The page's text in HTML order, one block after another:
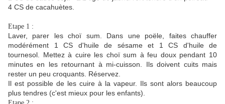
4 CS de cacahuètes.
Etape 1 :
Laver, parer les choï sum. Dans une poële, faites chauffer
modérément 1 CS d'huile de sésame et 1 CS d'huile de
tournesol. Mettez à cuire les choï sum à feu doux pendant 10
minutes en les retournant à mi-cuisson. Ils doivent cuits mais
rester un peu croquants. Réservez.
Il est possible de les cuire à la vapeur. Ils sont alors beaucoup
plus tendres (c'est mieux pour les enfants).